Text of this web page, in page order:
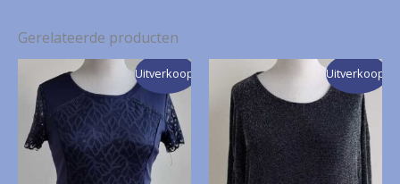
Gerelateerde producten
Uitverkoop! Uitverkoop!